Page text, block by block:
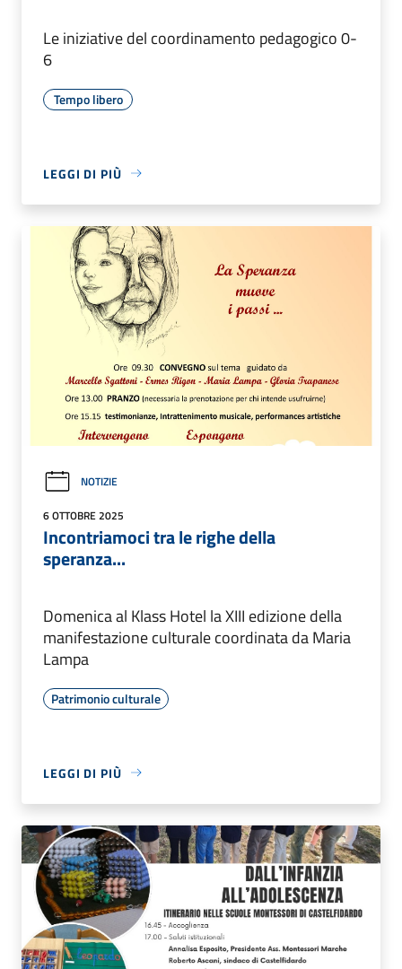
Le iniziative del coordinamento pedagogico 0-
6
Tempo libero
LEGGI DI PIÙ
NOTIZIE
6 OTTOBRE 2025
Incontriamoci tra le righe della
speranza...
Domenica al Klass Hotel la XIII edizione della
manifestazione culturale coordinata da Maria
Lampa
Patrimonio culturale
LEGGI DI PIÙ